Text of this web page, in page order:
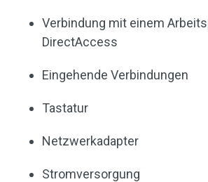
Verbindung mit einem
DirectAccess
Eingehende Verbindungen
Tastatur
Netzwerkadapter
Stromversorgung